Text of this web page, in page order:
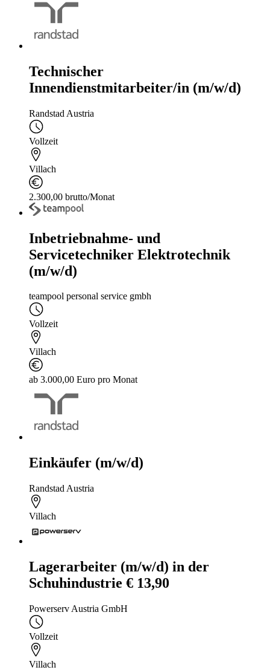
Technischer
Innendienstmitarbeiter/in (m/w/d)
Randstad Austria
Vollzeit
Villach
2.300,00 brutto/Monat
Inbetriebnahme- und
Servicetechniker Elektrotechnik
(m/w/d)
teampool personal service gmbh
Vollzeit
Villach
ab 3.000,00 Euro pro Monat
Einkäufer (m/w/d)
Randstad Austria
Villach
Lagerarbeiter (m/w/d) in der
Schuhindustrie € 13,90
Powerserv Austria GmbH
Vollzeit
Villach